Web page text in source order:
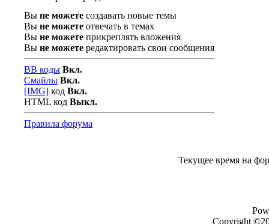
Вы не можете создавать новые темы
Вы не можете отвечать в темах
Вы не можете прикреплять вложения
Вы не можете редактировать свои сообщения
BB коды Вкл.
Смайлы Вкл.
[IMG] код Вкл.
HTML код Выкл.
Правила форума
Текущее время на
Copyright